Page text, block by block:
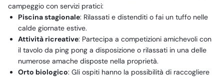
campeggio con servizi pratici:
Piscina stagionale: Rilassati e distenditi o fai un tuffo nelle
calde giornate estive.
Attività ricreative: Partecipa a competizioni amichevoli con
il tavolo da ping pong a disposizione o rilassati in una delle
numerose amache disposte nella proprietà.
Orto biologico: Gli ospiti hanno la possibilità di raccogliere